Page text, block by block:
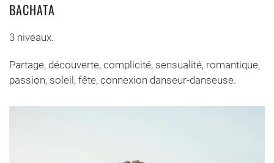
BACHATA
3 niveaux.
Partage, découverte, complicité, sensualité, romantique,
passion, soleil, fête, connexion danseur-danseuse.